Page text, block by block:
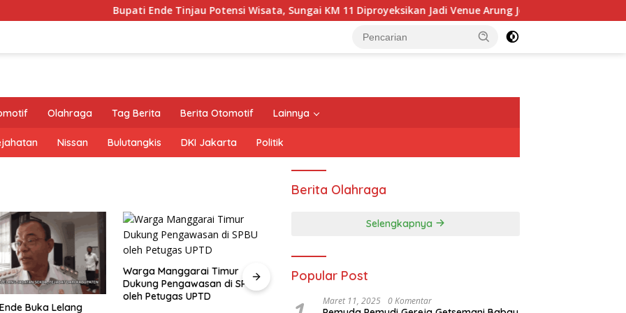
Bupati Ende Tinjau Potensi Wisata, Sungai KM 11 Diproyeksikan Jadi Venue Arung Jeram PON 2028
Olahraga Tag Berita Berita Otomotif Lainnya
Nissan Bulutangkis DKI Jakarta Politik
Manggarai Timur
Pengawasan di SPBU
Petugas UPTD
Bandara Frans Seda Maumere
Ditutup Akibat Erupsi Lewotobi
Laki-laki
UPTD SPAM Manggarai Timur
Kejar Target Pemilih Pemula,
Berita Olahraga
Selengkapnya
Popular Post
Maret 11, 2025 0 Komentar